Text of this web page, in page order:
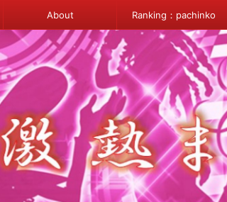
About Ranking：pachinko